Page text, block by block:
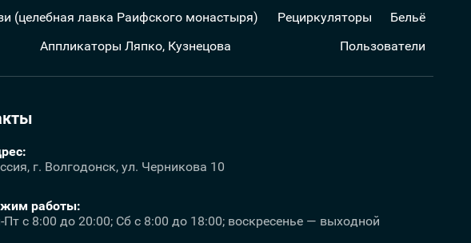
(целебная лавка Раифского монастыря) Рециркуляторы
Бельё
Аппликаторы Ляпко, Кузнецова Пользователи
г. Волгодонск, ул. Черникова 10
работы:
Пт с 8:00 до 20:00; Сб с 8:00 до 18:00; воскресенье — выходной